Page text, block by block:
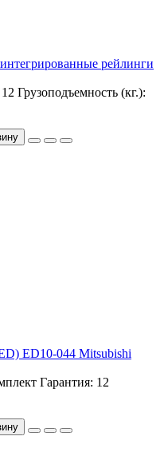
рейлинги
12 Грузоподъемность (кг.):
ED10-044 Mitsubishi
Гарантия: 12